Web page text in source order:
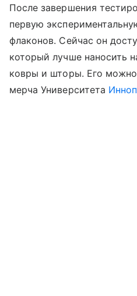
После завершения
первую
флаконов. Сейчас он
который лучше наносить
ковры и шторы. Его
мерча Университета